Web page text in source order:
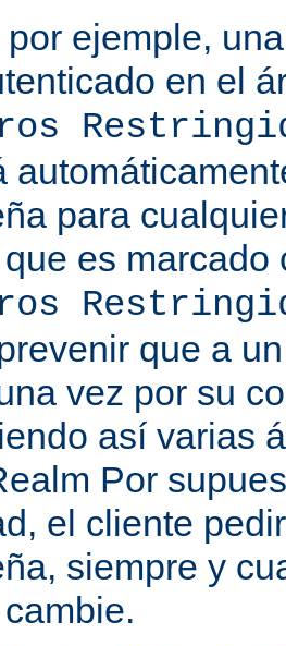
ejemple,
en el
para
es marcado
que a
vez por su
así varias
Por
el cliente
siempre y